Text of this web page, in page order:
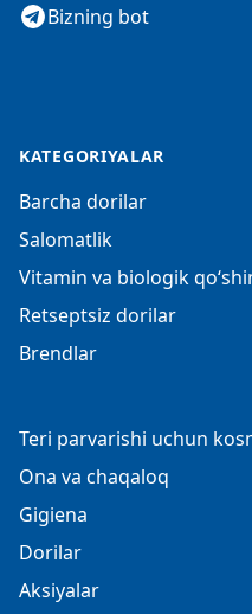
Bizning bot
KATEGORIYALAR
Barcha dorilar
Salomatlik
Vitamin va biologik
Retseptsiz dorilar
Brendlar
Teri parvarishi uchun
Ona va chaqaloq
Gigiena
Dorilar
Aksiyalar